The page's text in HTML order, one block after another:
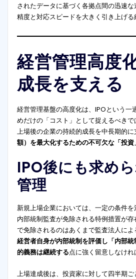
されたデータに基づく各拠点間の迅速
精度と対応スピードを大きく引き上げる
経営管理高度
成長を支える
経営管理基盤の高度化は、IPOという一
めだけの「コスト」として捉えるべきで
上場後の企業の持続的成長を中長期的に
額）を最大化するための不可欠な「投資
IPO後にも求め
管理
新規上場企業においては、一定の条件
内部統制監査が免除される特例措置が
で免除されるのはあくまで監査法人によ
経営者自身が内部統制を評価し「内部
的義務は継続する点に強く留意しなけれ
上場達成後は、投資家に対して四半期